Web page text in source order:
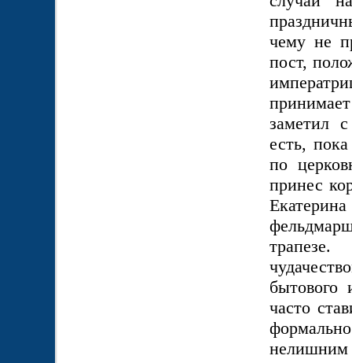
чему не
пост,
заметил
есть,
по
принес
бытового
часто
нелишним